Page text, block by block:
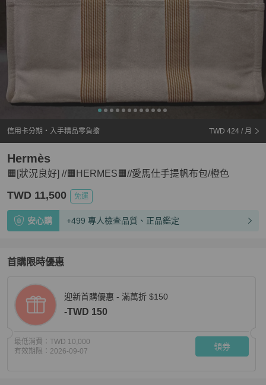
信用卡分期・入手精品零負擔 TWD 424 / 月
🟧[狀況良好] //🟧HERMES🟧//愛馬仕手提帆布包/橙色
Hermès
TWD 11,500 免運
安心購 +499 專人檢查品質、正品鑑定
首購限時優惠
迎新首購優惠 - 滿萬折 $150
-TWD 150
最低消費： TWD 10,000
有效期限： 2026-09-07 領券